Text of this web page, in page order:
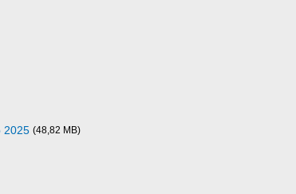
2025 (48,82 MB)